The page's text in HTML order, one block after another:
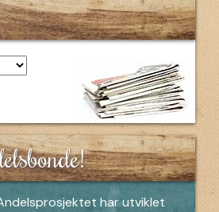
har utviklet